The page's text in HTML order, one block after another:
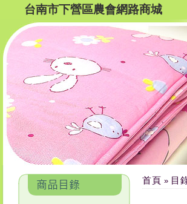
台南市下營區農會網路商城
首頁 » 目